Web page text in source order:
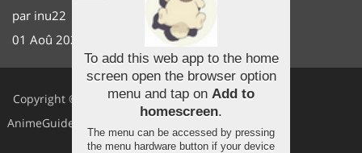
par inu22
01 Aoû 2026 20:56
Copyright ©
AnimeGuides
Facebook
Youtube
Twitter
To add this web app to the home
screen open the browser option
menu and tap on Add to
homescreen.
The menu can be accessed by pressing
the menu hardware button if your device